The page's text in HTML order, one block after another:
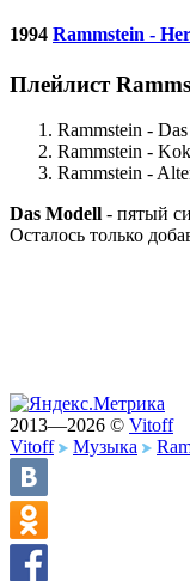
1994 Rammstein -
Плейлист
Rammstein -
Rammstein -
Rammstein -
Das Modell - пятый
Осталось только
2013—2026 © Vitoff
Vitoff
Музыка